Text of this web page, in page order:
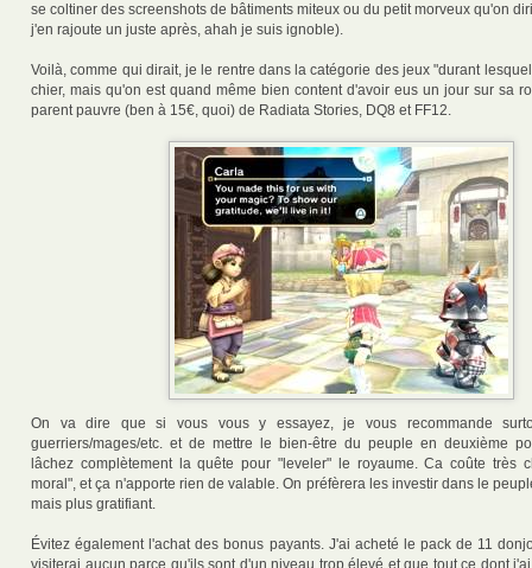
se coltiner des screenshots de bâtiments miteux ou du petit morveux qu'on
j'en rajoute un juste après, ahah je suis ignoble).
Voilà, comme qui dirait, je le rentre dans la catégorie des jeux "durant
chier, mais qu'on est quand même bien content d'avoir eus un jour sur sa
parent pauvre (ben à 15€, quoi) de Radiata Stories, DQ8 et FF12.
On va dire que si vous vous y essayez, je vous recommande
guerriers/mages/etc. et de mettre le bien-être du peuple en deuxième
lâchez complètement la quête pour "leveler" le royaume. Ca coûte très
moral", et ça n'apporte rien de valable. On préfèrera les investir dans le
mais plus gratifiant.
Évitez également l'achat des bonus payants. J'ai acheté le pack de 11
visiterai aucun parce qu'ils sont d'un niveau trop élevé et que tout ce dont